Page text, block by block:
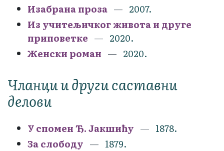
Изабрана проза
2007.
Из учитељичког живота и друге
приповетке
2020.
Женски роман
2020.
Чланци и други саставни
делови
У спомен Ђ. Јакшићу
1878.
За слободу
1879.